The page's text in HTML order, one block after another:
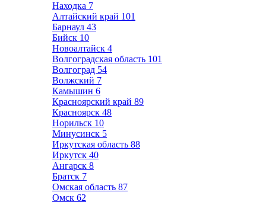
Находка 7
Алтайский край 101
Барнаул 43
Бийск 10
Новоалтайск 4
Волгоградская область 101
Волгоград 54
Волжский 7
Камышин 6
Красноярский край 89
Красноярск 48
Норильск 10
Минусинск 5
Иркутская область 88
Иркутск 40
Ангарск 8
Братск 7
Омская область 87
Омск 62